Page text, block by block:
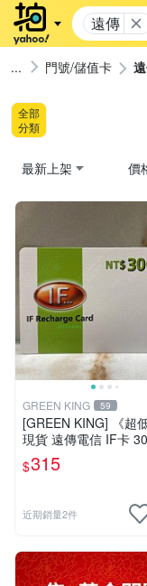
遠傳
門號/儲值卡
全部
分類
最新上架 價
GREEN KING 59
[GREEN KING] 《超
現貨 遠傳電信 IF卡
通話費儲值卡 預付卡
面額350
$315
近期銷量2件